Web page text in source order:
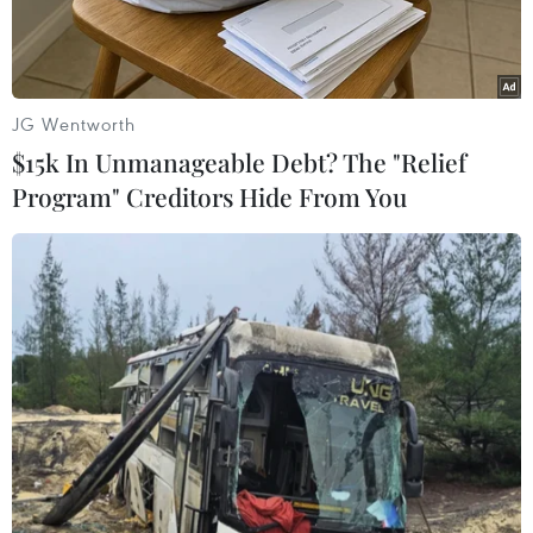
Mưa lớn khiến trên 300 ngôi nhà của huyện Yên Minh, tỉnh Hà
Giang bị ngập úng. (Ảnh: TTXVN)
Theo thông tin từ Ban Chỉ huy Phòng chống
thiên tai và Tìm kiếm cứu nạn tỉnh Hà Giang,
đêm 9 và ngày 10/9, tại Hà Giang đã xảy ra mưa
JG Wentworth
$15k In Unmanageable Debt? The "Relief
Program" Creditors Hide From You